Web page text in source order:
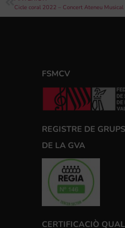
Cicle coral 2022 – Concert Ateneu
FSMCV
REGISTRE DE
DE LA GVA
CERTIFICACIÒ